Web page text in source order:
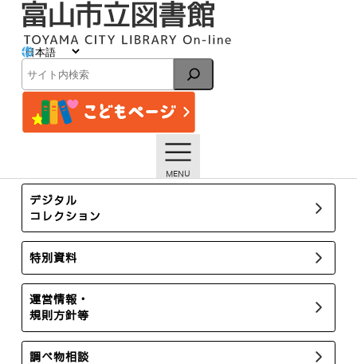
検
索
イベント
トップページ
イベント一覧
【本館】7/29~ 子ども司書養成講座2025【終了しました】
デジタル
コレクション
特別資料
運営情報・
規則方針等
調べ物相談